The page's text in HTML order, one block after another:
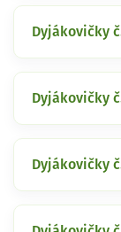
Dyjákovičky
Dyjákovičky
Dyjákovičky